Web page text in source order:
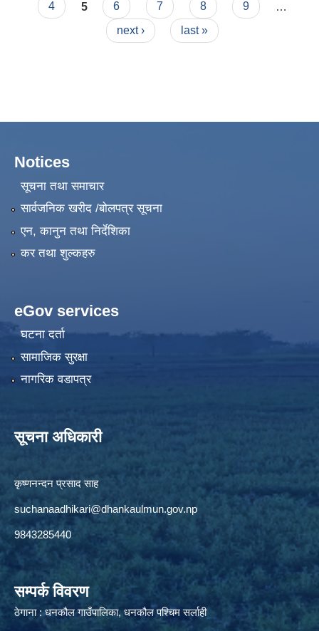
4
5 6 7 8 9
next ›
last »
Notices
सूचना तथा समाचार
सार्वजनिक खरीद /बोलपत्र सूचना
एन, कानुन तथा निर्देशिका
कर तथा शुल्कहरु
eGov services
घटना दर्ता
सामाजिक सुरक्षा
नागरिक वडापत्र
सूचना अधिकारी
कृष्णनन्दन प्रसाद साह
suchanaadhikari@dhankaulmun.gov.np
9843285440
सम्पर्क विवरण
ठेगाना : धनकौल गाउँपालिका, धनकौल पश्चिम सर्लाही